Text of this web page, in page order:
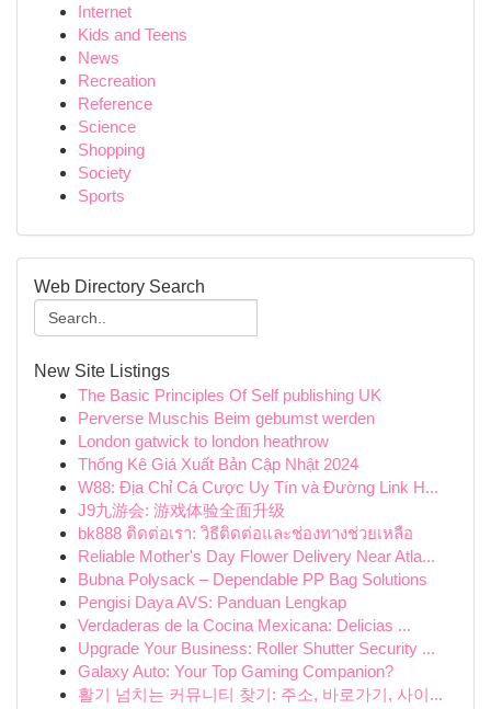
Internet
Kids and Teens
News
Recreation
Reference
Science
Shopping
Society
Sports
Web Directory Search
New Site Listings
The Basic Principles Of Self publishing UK
Perverse Muschis Beim gebumst werden
London gatwick to london heathrow
Thống Kê Giá Xuất Bản Cập Nhật 2024
W88: Địa Chỉ Cá Cược Uy Tín và Đường Link H...
J9九游会: 游戏体验全面升级
bk888 ติดต่อเรา: วิธีติดต่อและช่องทางช่วยเหลือ
Reliable Mother's Day Flower Delivery Near Atla...
Bubna Polysack – Dependable PP Bag Solutions
Pengisi Daya AVS: Panduan Lengkap
Verdaderas de la Cocina Mexicana: Delicias ...
Upgrade Your Business: Roller Shutter Security ...
Galaxy Auto: Your Top Gaming Companion?
활기 넘치는 커뮤니티 찾기: 주소, 바로가기, 사이...